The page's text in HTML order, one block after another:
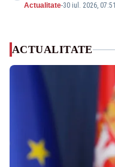
Actualitate-30 iul. 2026, 07:51
ACTUALITATE